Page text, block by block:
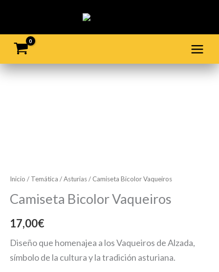
contenido
Inicio / Temática /Asturias/ Camiseta Bicolor Vaqueiros
Camiseta Bicolor Vaqueiros
17,00€
Diseño que homenajea a los Vaqueiros de Alzada,
símbolo de la cultura y la tradición asturiana.